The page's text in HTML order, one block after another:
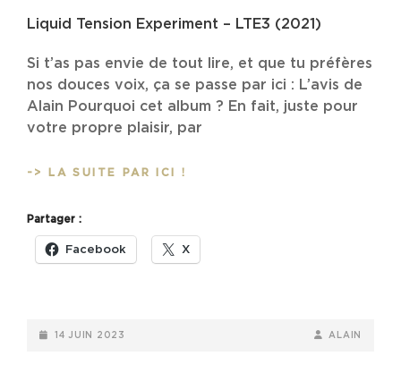
Liquid Tension Experiment – LTE3 (2021)
Si t’as pas envie de tout lire, et que tu préfères
nos douces voix, ça se passe par ici : L’avis de
Alain Pourquoi cet album ? En fait, juste pour
votre propre plaisir, par
-> LA SUITE PAR ICI !
LTE3
(2021)
Partager :
Facebook X
POSTED-
14 JUIN 2023
BY
BYLINE
ALAIN